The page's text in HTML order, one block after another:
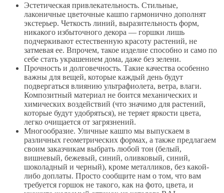
Эстетическая привлекательность. Стильные,
лаконичные цветочные кашпо гармонично дополнят
экстерьер. Четкость линий, выразительность форм,
никакого избыточного декора — горшки лишь
подчеркивают естественную красоту растений, не
затмевая ее. Впрочем, такое изделие способно и само по
себе стать украшением дома, даже без зелени.
Прочность и долговечность. Такие качества особенно
важны для вещей, которые каждый день будут
подвергаться влиянию ультрафиолета, ветра, влаги.
Композитный материал не боится механических и
химических воздействий (что значимо для растений,
которые будут удобряться), не теряет яркости цвета,
легко очищается от загрязнений.
Многообразие. Уличные кашпо мы выпускаем в
различных геометрических формах, а также предлагаем
своим заказчикам выбрать любой тон (белый,
вишневый, бежевый, синий, оливковый, синий,
шоколадный и черный), кроме металликов, без какой-
либо доплаты. Просто сообщите нам о том, что вам
требуется горшок не такого, как на фото, цвета, и